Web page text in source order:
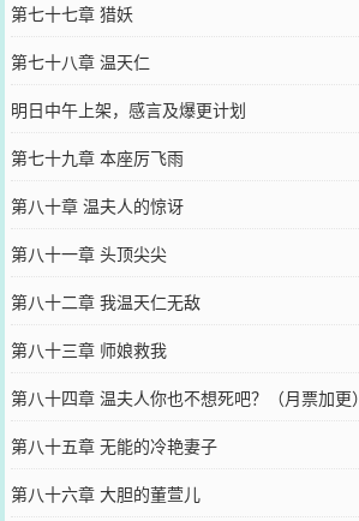
第七十七章 猎妖
第七十八章 温天仁
明日中午上架，感言及爆更计划
第七十九章 本座厉飞雨
第八十章 温夫人的惊讶
第八十一章 头顶尖尖
第八十二章 我温天仁无敌
第八十三章 师娘救我
第八十四章 温夫人你也不想死吧？（月票加更）
第八十五章 无能的冷艳妻子
第八十六章 大胆的董萱儿